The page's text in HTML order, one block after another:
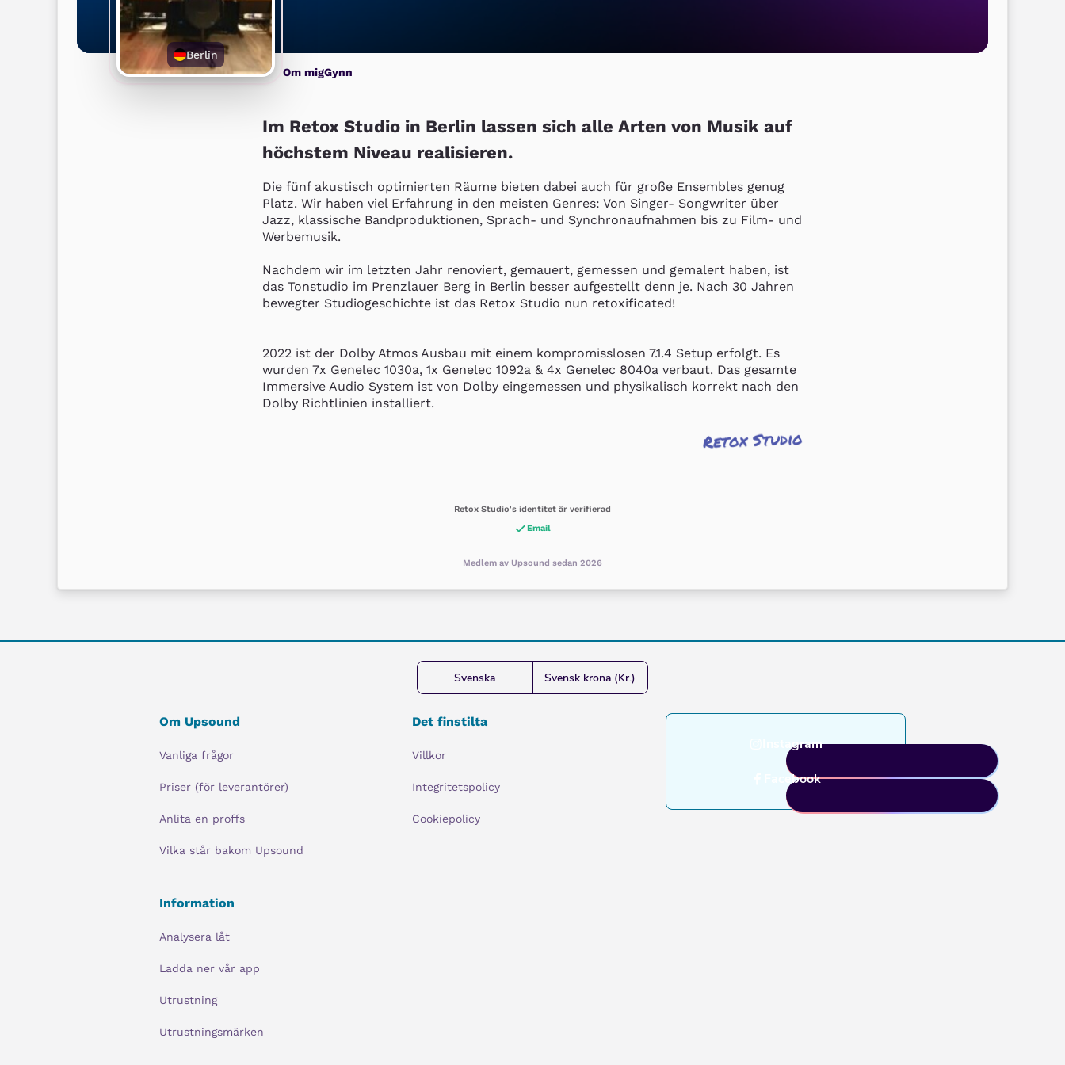
Berlin
Om migGynn
Im Retox Studio in Berlin lassen sich alle Arten von Musik auf
höchstem Niveau realisieren.
Die fünf akustisch optimierten Räume bieten dabei auch für große Ensembles genug
Platz. Wir haben viel Erfahrung in den meisten Genres: Von Singer- Songwriter über
Jazz, klassische Bandproduktionen, Sprach- und Synchronaufnahmen bis zu Film- und
Werbemusik.
Nachdem wir im letzten Jahr renoviert, gemauert, gemessen und gemalert haben, ist
das Tonstudio im Prenzlauer Berg in Berlin besser aufgestellt denn je. Nach 30 Jahren
bewegter Studiogeschichte ist das Retox Studio nun retoxificated!
2022 ist der Dolby Atmos Ausbau mit einem kompromisslosen 7.1.4 Setup erfolgt. Es
wurden 7x Genelec 1030a, 1x Genelec 1092a & 4x Genelec 8040a verbaut. Das gesamte
Immersive Audio System ist von Dolby eingemessen und physikalisch korrekt nach den
Dolby Richtlinien installiert.
Retox Studio
Retox Studio's identitet är verifierad
Email
Medlem av Upsound sedan 2026
Svenska Svensk krona (Kr.)
Om Upsound
Vanliga frågor
Priser (för leverantörer)
Anlita en proffs
Vilka står bakom Upsound
Det finstilta
Villkor
Integritetspolicy
Cookiepolicy
Instagram
Facebook
Information
Analysera låt
Ladda ner vår app
Utrustning
Utrustningsmärken